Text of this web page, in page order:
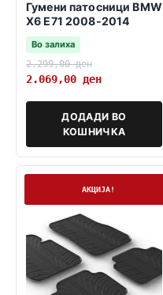
Гумени патосници BMW
X6 E71 2008-2014
Во залиха
2.299,00ден
2.069,00 ден
ДОДАДИ ВО
КОШНИЧКА
АКЦИЈА!